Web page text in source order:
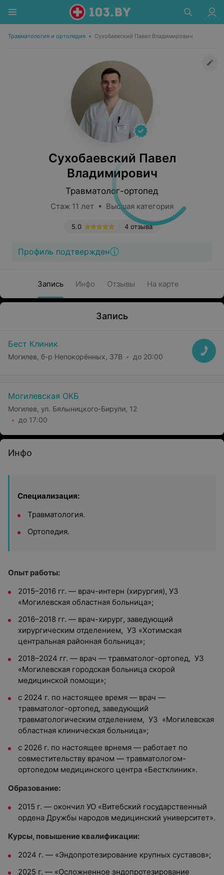
Травматология и ортопедия • Сухобаевский Павел Владимирович
Сухобаевский Павел
Владимирович
Травматолог-ортопед
Стаж 11 лет • Высшая категория
4 отзыва
5.0
Профиль подтвержден
Запись Инфо Отзывы На карте
Запись
Бест Клиник
Могилев, б-р Непокорённых, 37В до 20:00
Могилевская ОКБ
Могилев, ул. Бялыницкого-Бирули, 12
до 17:00
Инфо
Специализация:
Травматология.
Ортопедия.
Опыт работы:
2015–2016 гг. — врач-интерн (хирургия), УЗ
«Могилевская областная больница»;
2016–2018 гг. — врач-хирург, заведующий
хирургическим отделением, УЗ «Хотимская
центральная районная больница»;
2018–2024 гг. — врач — травматолог-ортопед, УЗ
«Могилевская городская больница скорой
медицинской помощи»;
с 2024 г. по настоящее время — врач —
травматолог-ортопед, заведующий
травматологическим отделением, УЗ «Могилевская
областная клиническая больница»;
с 2026 г. по настоящее врнемя — работает по
совместительству врачом — травматологом-
ортопедом медицинского центра «Бестклиник».
Образование:
2015 г. — окончил УО «Витебский государственный
ордена Дружбы народов медицинский университет».
Курсы, повышение квалификации:
2024 г. — «Эндопротезирование крупных суставов»;
2025 г. — «Осложненное эндопротезирование